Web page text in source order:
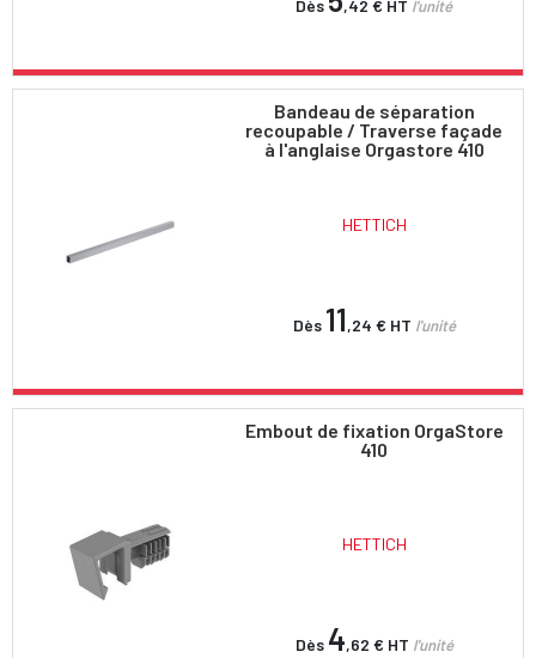
Dès ,42 € HT l'unité
Bandeau de séparation
recoupable / Traverse façade
à l'anglaise Orgastore 410
HETTICH
Dès 11,24 € HT l'unité
Embout de fixation OrgaStore
410
HETTICH
Dès 4,62 € HT l'unité